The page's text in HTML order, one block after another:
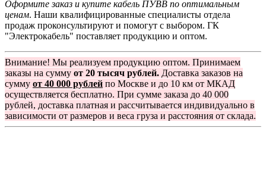
Оформите заказ и купите кабель ПУВВ по оптимальным
ценам. Наши квалифицированные специалисты отдела
продаж проконсультируют и помогут с выбором. ГК
"Электрокабель" поставляет продукцию и оптом.
Внимание! Мы реализуем продукцию оптом. Принимаем
заказы на сумму от 20 тысяч рублей. Доставка заказов на
сумму от 40 000 рублей по Москве и до 10 км от МКАД
осуществляется бесплатно. При сумме заказа до 40 000
рублей, доставка платная и рассчитывается индивидуально в
зависимости от размеров и веса груза и расстояния от склада.